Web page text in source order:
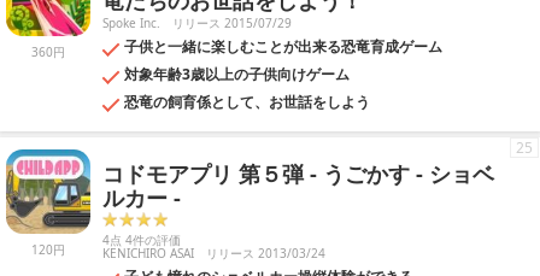
360円
Spoke Inc. リリース 2015/07/29
子供と一緒に楽しむことが出来る恐竜育成ゲーム
対象年齢3歳以上の子供向けゲーム
恐竜の飼育係として、お世話をしよう
120円
コドモアプリ 第５弾 - うごかす - ショベ
ルカー -
4点 4件の評価
KENICHIRO ASAI リリース 2013/03/24
25